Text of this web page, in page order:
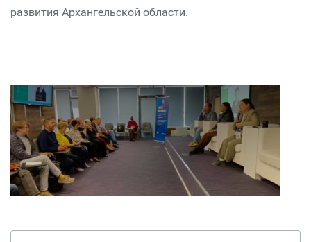
развития Архангельской области.